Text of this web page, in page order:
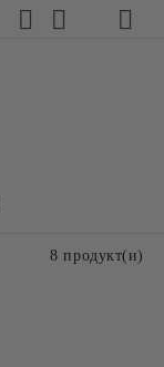
8 продукт(и)